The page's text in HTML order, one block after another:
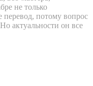
не только
перевод, потому вопрос
актуальности он все